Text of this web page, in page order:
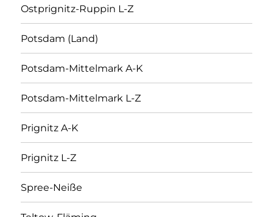
Ostprignitz-Ruppin L-Z
Potsdam (Land)
Potsdam-Mittelmark A-K
Potsdam-Mittelmark L-Z
Prignitz A-K
Prignitz L-Z
Spree-Neiße